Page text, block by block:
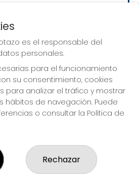
EURODREAMS
es el responsable del
personales.
para el funcionamiento
su consentimiento, cookies
para analizar el tráfico y mostrar
hábitos de navegación. Puede
o consultar la Política de
Rechazar